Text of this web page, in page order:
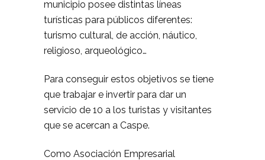
municipio posee distintas líneas
turísticas para públicos diferentes:
turismo cultural, de acción, náutico,
religioso, arqueológico…
Para conseguir estos objetivos se tiene
que trabajar e invertir para dar un
servicio de 10 a los turistas y visitantes
que se acercan a Caspe.
Como Asociación Empresarial